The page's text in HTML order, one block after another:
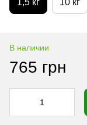
В наличии
765 грн